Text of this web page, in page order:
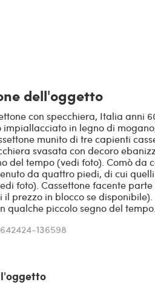
dell'oggetto
con specchiera, Italia anni
in legno di
munito di tre capienti
svasata con decoro
del tempo (vedi foto). Comò da
da quattro piedi, di cui
foto). Cassettone facente
il prezzo in blocco se
qualche piccolo segno del tempo.
136598